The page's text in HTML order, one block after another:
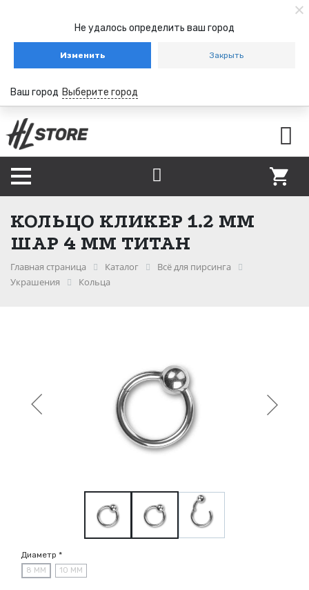
Не удалось определить ваш город
Изменить Закрыть
Ваш город Выберите город
КОЛЬЦО КЛИКЕР 1.2 ММ
ШАР 4 ММ ТИТАН
Главная страница Каталог
Всё для пирсинга
Украшения
Кольца
Диаметр *
8 ММ 10 ММ